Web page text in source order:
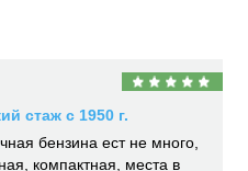
стаж с 1950 г.
бензина ест не много,
компактная, места в